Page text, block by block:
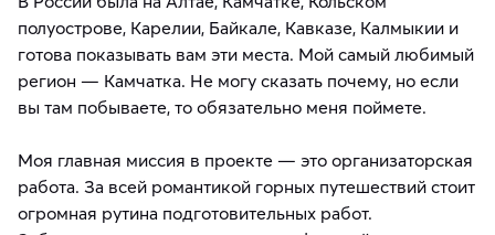
полуострове, Карелии, Байкале, Кавказе, Калмыкии и
готова показывать вам эти места. Мой самый любимый
регион — Камчатка. Не могу сказать почему, но если
вы там побываете, то обязательно меня поймете.
Моя главная миссия в проекте — это организаторская
работа. За всей романтикой горных путешествий стоит
огромная рутина подготовительных работ.